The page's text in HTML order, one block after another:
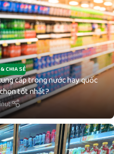
CHIA SẺ
cấp trong nước hay quốc
tốt nhất?